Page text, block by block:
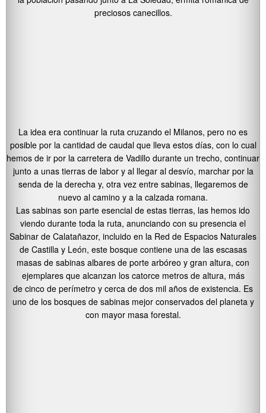
preciosos canecillos.
La idea era continuar la ruta cruzando el Milanos, pero no es
posible por la cantidad de caudal que lleva estos días, con lo cual
hemos de ir por la carretera de Vadillo durante un trecho, continuar
junto a unas tierras de labor y al llegar al desvío, marchar por la
senda de la derecha y, otra vez entre sabinas, llegaremos de
nuevo al camino y a la calzada romana.
Las sabinas son parte esencial de estas tierras, las hemos ido
viendo durante toda la ruta, anunciando con su presencia el
Sabinar de Calatañazor, incluido en la Red de Espacios Naturales
de Castilla y León, este bosque contiene una de las escasas
masas de sabinas albares de porte arbóreo y gran altura, con
ejemplares que alcanzan los catorce metros de altura, más
de cinco de perímetro y cerca de dos mil años de existencia. Es
uno de los bosques de sabinas mejor conservados del planeta y
con mayor masa forestal.